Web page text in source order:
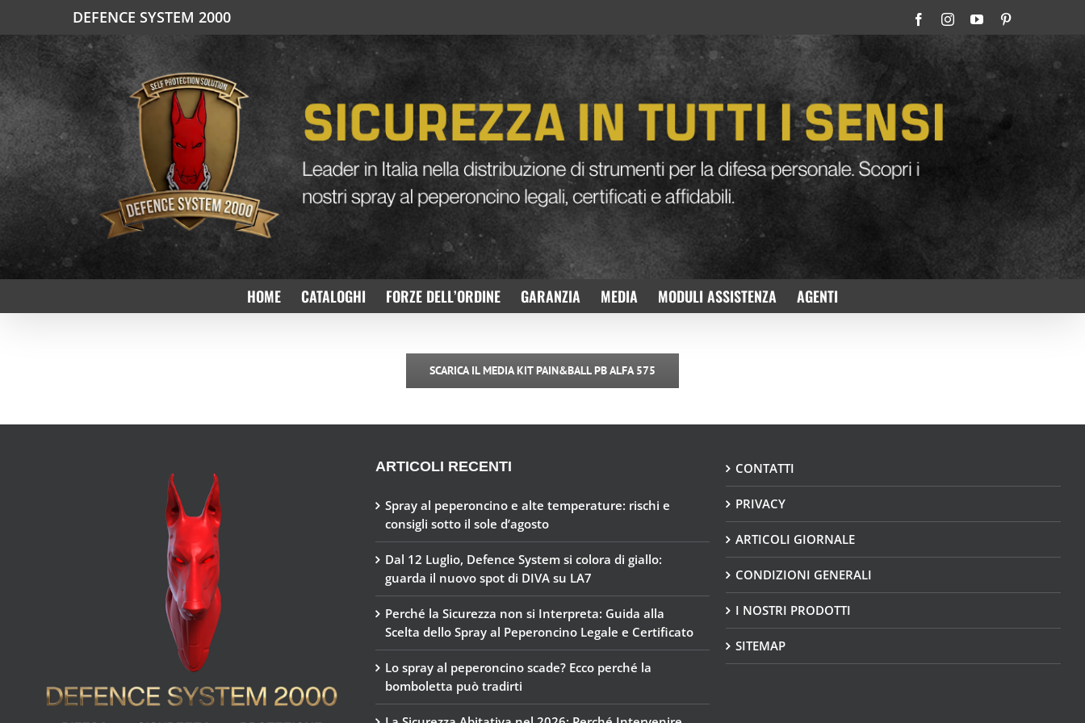
contenuto
DEFENCE SYSTEM 2000 FacebookInstagramYouTube
HOME CATALOGHI FORZE DELL’ORDINE GARANZIA MEDIA MODULI ASSISTENZA AGENTI
SCARICA IL MEDIA KIT PAIN&BALL PB ALFA 575
ARTICOLI RECENTI
Spray al peperoncino e alte temperature: rischi e
consigli sotto il sole d’agosto
Dal 12 Luglio, Defence System si colora di giallo:
guarda il nuovo spot di DIVA su LA7
Perché la Sicurezza non si Interpreta: Guida alla
Scelta dello Spray al Peperoncino Legale e Certificato
Lo spray al peperoncino scade? Ecco perché la
bomboletta può tradirti
CONTATTI
PRIVACY
ARTICOLI GIORNALE
CONDIZIONI GENERALI
I NOSTRI PRODOTTI
SITEMAP